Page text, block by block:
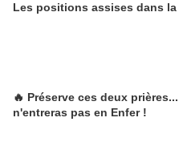
Les positions assises dans la
🔥 Préserve ces deux
n'entreras pas en Enfer !